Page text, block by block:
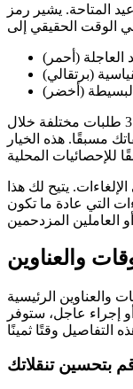
المتاحة. يشير رمز
العاجلة (أحمر)
(برتقالي)
(أخضر)
هل كنت تعلم أنه يمكنك تجميع ما يصل إلى 3 طلبات مختلفة خلال
مسبقًا. هذه الخيار
يتيح لك هذا
التي عادة ما تكون
والعناوين
الرئيسية
إجراء عاجل، ستوفر
بتحسين تنقلاتك